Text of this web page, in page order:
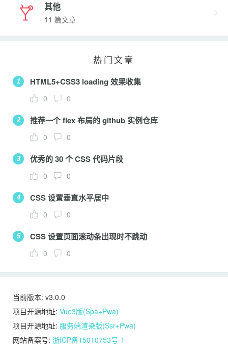
其他
11 篇文章
热门文章
1 HTML5+CSS3 loading 效果收集
0 0
2 推荐一个 flex 布局的 github 实例仓库
0 0
3 优秀的 30 个 CSS 代码片段
0 0
4 CSS 设置垂直水平居中
0 0
5 CSS 设置页面滚动条出现时不跳动
0 0
当前版本: v3.0.0
项目开源地址: Vue3版(Spa+Pwa)
项目开源地址: 服务端渲染版(Ssr+Pwa)
网站备案号: 浙ICP备15010753号-1